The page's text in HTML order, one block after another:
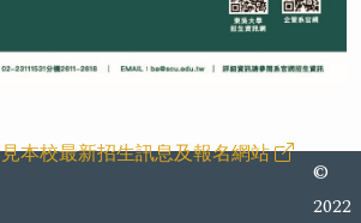
本校最新招生訊息及報名網站
©
2022